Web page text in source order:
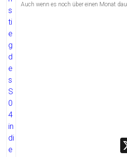
Auch wenn es noch über einen Monat